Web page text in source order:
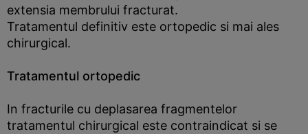
extensia membrului fracturat.
Tratamentul definitiv este ortopedic si mai ales
chirurgical.
Tratamentul ortopedic
In fracturile cu deplasarea fragmentelor
tratamentul chirurgical este contraindicat si se